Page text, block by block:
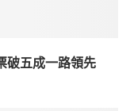
五成一路領先